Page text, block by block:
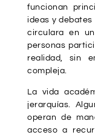
funcionan
ideas y
circulara en
personas
realidad, sin
compleja.
La vida
jerarquías.
operan de
acceso a